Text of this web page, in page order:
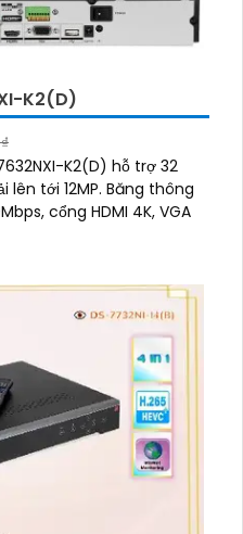
K2(D)
K2(D) hỗ trợ 32
Băng thông
cổng HDMI 4K, VGA